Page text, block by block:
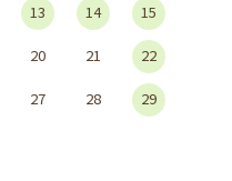
13 14 15
20 21 22
27 28 29